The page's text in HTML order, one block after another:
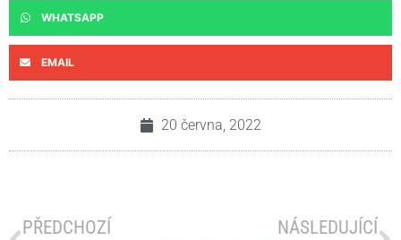
WHATSAPP
EMAIL
20 června, 2022
PŘEDCHOZÍ NÁSLEDUJÍCÍ